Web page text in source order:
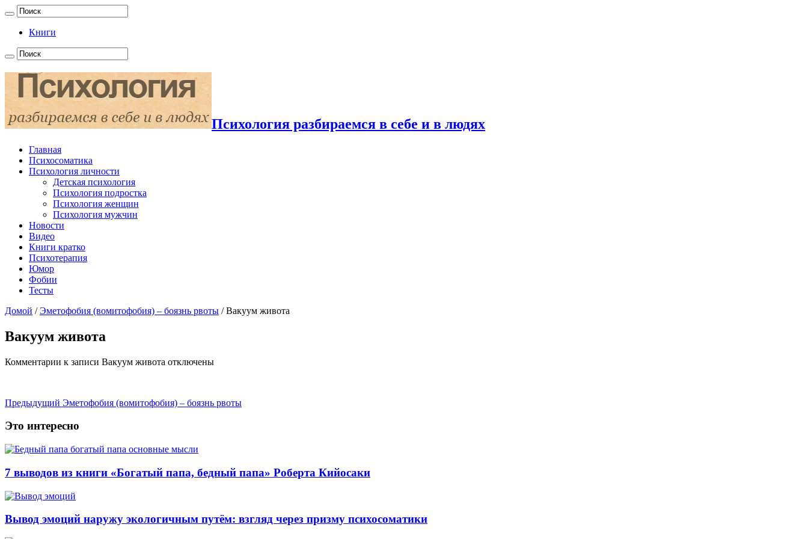
Книги
Психология разбираемся в себе и в людях
Главная
Психосоматика
Психология личности
Детская психология
Психология подростка
Психология женщин
Психология мужчин
Новости
Видео
Книги кратко
Психотерапия
Юмор
Фобии
Тесты
Домой / Эметофобия (вомитофобия) – боязнь рвоты / Вакуум живота
Вакуум живота
Комментарии к записи Вакуум живота отключены
Предыдущий Эметофобия (вомитофобия) – боязнь рвоты
Это интересно
7 выводов из книги «Богатый папа, бедный папа» Роберта Кийосаки
Вывод эмоций наружу экологичным путём: взгляд через призму психосоматики